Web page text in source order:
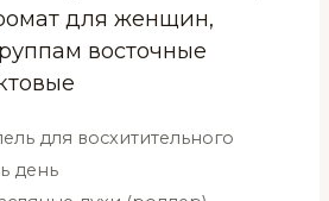
для женщин,
восточные
для восхитительного
день